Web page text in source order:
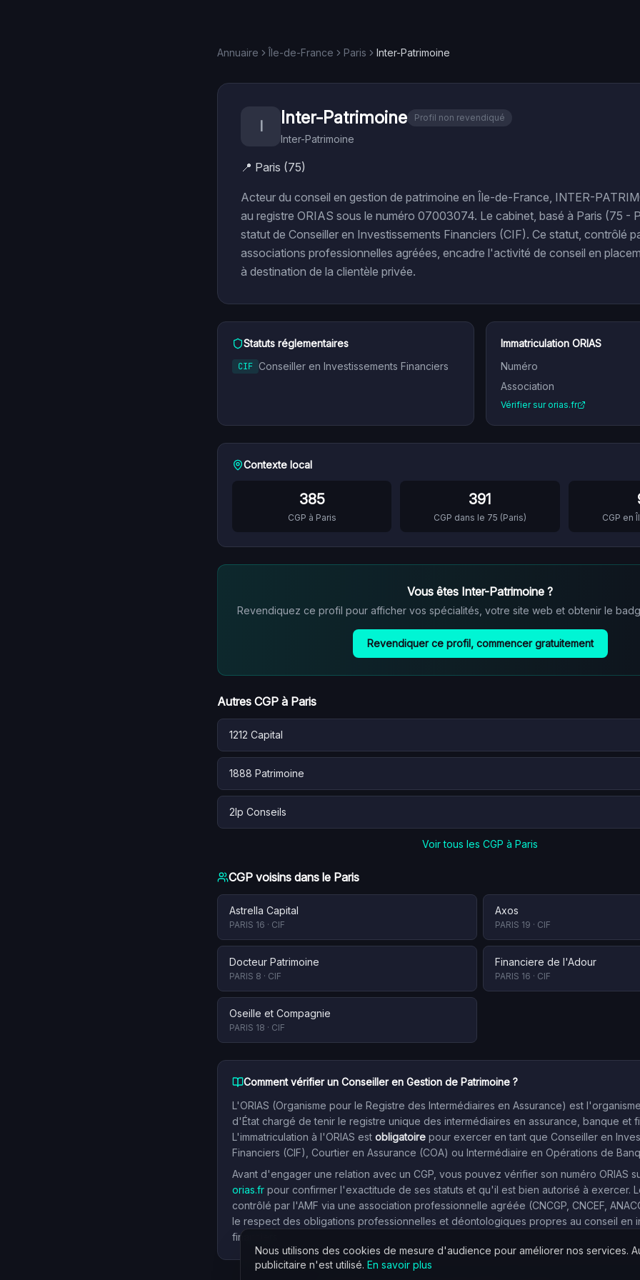
Annuaire Île-de-France Paris Inter-Patrimoine
Inter-Patrimoine Profil non revendiqué
Inter-Patrimoine
📍 Paris (75)
Acteur du conseil en gestion de patrimoine en Île-de-France, INTER-
au registre ORIAS sous le numéro 07003074. Le cabinet, basé à Paris (75 -
statut de Conseiller en Investissements Financiers (CIF). Ce statut, contrôlé
associations professionnelles agréées, encadre l'activité de conseil en
à destination de la clientèle privée.
Statuts réglementaires
CIF Conseiller en Investissements Financiers
Immatriculation ORIAS
Numéro
Association
Vérifier sur orias.fr
Contexte local
385
CGP à Paris
391
CGP dans le 75 (Paris) CGP en
Vous êtes Inter-Patrimoine ?
Revendiquez ce profil pour afficher vos spécialités, votre site web et obtenir le
Revendiquer ce profil, commencer gratuitement
Autres CGP à Paris
1212 Capital
1888 Patrimoine
2lp Conseils
Voir tous les CGP à Paris
CGP voisins dans le Paris
Astrella Capital
PARIS 16 · CIF
Axos
PARIS 19 · CIF
Docteur Patrimoine
PARIS 8 · CIF
Financiere de l'Adour
PARIS 16 · CIF
Oseille et Compagnie
PARIS 18 · CIF
Comment vérifier un Conseiller en Gestion de Patrimoine ?
L'ORIAS (Organisme pour le Registre des Intermédiaires en Assurance) est
d'État chargé de tenir le registre unique des intermédiaires en assurance, banque et
L'immatriculation à l'ORIAS est obligatoire pour exercer en tant que Conseiller en
Financiers (CIF), Courtier en Assurance (COA) ou Intermédiaire en Opérations de
Avant d'engager une relation avec un CGP, vous pouvez vérifier son numéro ORIAS
orias.fr pour confirmer l'exactitude de ses statuts et qu'il est bien autorisé à exercer.
contrôlé par l'AMF via une association professionnelle agréée (CNCGP, CNCEF,
le respect des obligations professionnelles et déontologiques propres au conseil en
financiers.
Nous utilisons des cookies de mesure d'audience pour améliorer nos services.
publicitaire n'est utilisé. En savoir plus